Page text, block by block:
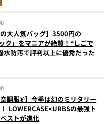
の大人気バッグ】3500円の
ク」をマニアが絶賛！“しごで
水防汚で評判以上に優秀だった
空調服®】今季は幻のミリタリー
LOWERCASE×URBSの最強ト
ストが進化